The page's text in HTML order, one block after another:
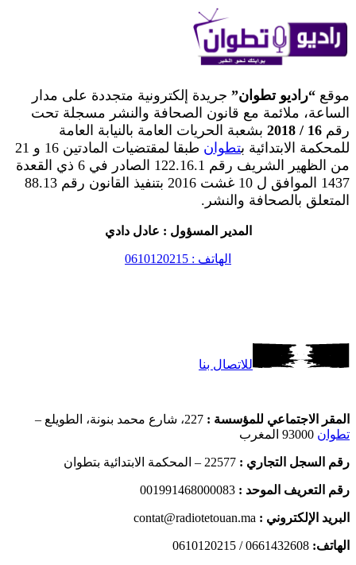
موقع “راديو تطوان” جريدة إلكترونية متجددة على مدار
الساعة، ملائمة مع قانون الصحافة والنشر مسجلة تحت
رقم 16 / 2018
بشعبة الحريات العامة بالنيابة العامة
للمحكمة الابتدائية بتطوان
طبقا لمقتضيات المادتين 16 و 21
من الظهير الشريف رقم 122.16.1 الصادر في 6 ذي القعدة
1437 الموافق ل 10 غشت 2016 بتنفيذ القانون رقم 88.13
المتعلق بالصحافة والنشر.
المدير المسؤول : عادل دادي
الهاتف : 0610120215
للاتصال بنا
المقر الاجتماعي للمؤسسة : 227، شارع محمد بنونة، الطويلع –
تطوان
رقم السجل التجاري : 22577 – المحكمة الابتدائية بتطوان
رقم التعريف الموحد : 001991468000083
البريد الإلكتروني : contat@radiotetouan.ma
الهاتف: 0661432608 / 0610120215